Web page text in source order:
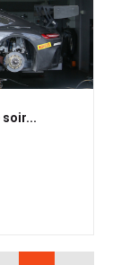
soir...